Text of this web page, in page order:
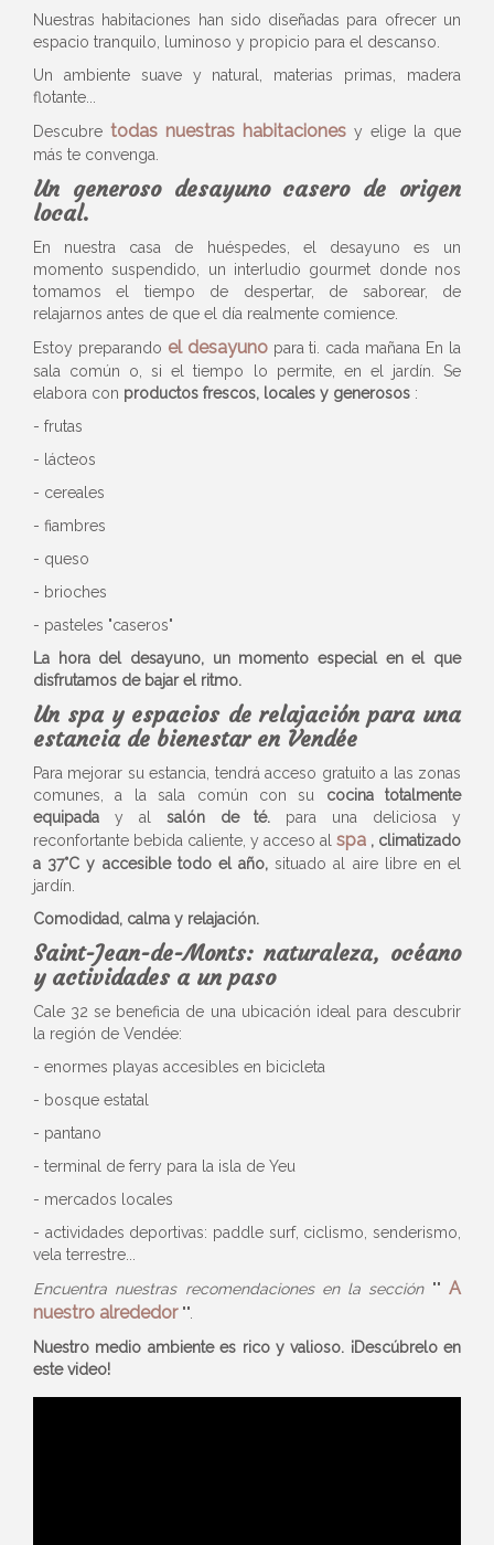
Nuestras habitaciones han sido diseñadas para ofrecer un
espacio tranquilo, luminoso y propicio para el descanso.
Un ambiente suave y natural, materias primas, madera
flotante...
Descubre todas nuestras habitaciones y elige la que
más te convenga.
Un generoso desayuno casero de origen
local.
En nuestra casa de huéspedes, el desayuno es un
momento suspendido, un interludio gourmet donde nos
tomamos el tiempo de despertar, de saborear, de
relajarnos antes de que el día realmente comience.
Estoy preparando el desayunopara ti. cada mañana En la
sala común o, si el tiempo lo permite, en el jardín. Se
elabora con productos frescos, locales y generosos :
- frutas
- lácteos
- cereales
- fiambres
- queso
- brioches
- pasteles "caseros"
La hora del desayuno, un momento especial en el que
disfrutamos de bajar el ritmo.
Un spa y espacios de relajación para una
estancia de bienestar en Vendée
Para mejorar su estancia, tendrá acceso gratuito a las zonas
comunes, a la sala común con su cocina totalmente
equipada y al salón de té. para una deliciosa y
reconfortante bebida caliente, y acceso al spa , climatizado
a 37°C y accesible todo el año, situado al aire libre en el
jardín.
Comodidad, calma y relajación.
Saint-Jean-de-Monts: naturaleza, océano
y actividades a un paso
Cale 32 se beneficia de una ubicación ideal para descubrir
la región de Vendée:
- enormes playas accesibles en bicicleta
- bosque estatal
- pantano
- terminal de ferry para la isla de Yeu
- mercados locales
- actividades deportivas: paddle surf, ciclismo, senderismo,
vela terrestre...
Encuentra nuestras recomendaciones en la sección""A
nuestro alrededor"".
Nuestro medio ambiente es rico y valioso. ¡Descúbrelo en
este video!